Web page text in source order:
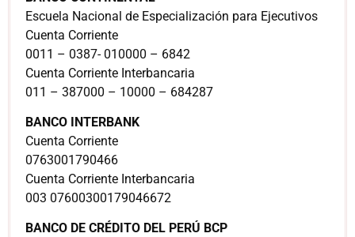
Escuela Nacional de Especialización para Ejecutivos
Cuenta Corriente
0011 – 0387- 010000 – 6842
Cuenta Corriente Interbancaria
011 – 387000 – 10000 – 684287
BANCO INTERBANK
Cuenta Corriente
0763001790466
Cuenta Corriente Interbancaria
003 07600300179046672
BANCO DE CRÉDITO DEL PERÚ BCP